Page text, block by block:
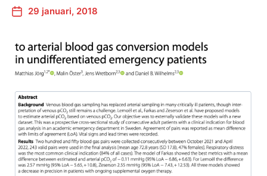
29 januari, 2018